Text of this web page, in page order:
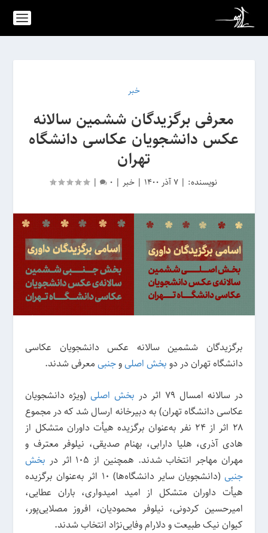
خبر
معرفی برگزیدگان ششمین سالانه
عکس دانشجویان عکاسی دانشگاه
تهران
نویسنده: | 7 آذر 1400 | خبر |
0
|
برگزیدگان ششمین سالانه عکس دانشجویان عکاسی
دانشگاه تهران در دو بخش اصلیوجنبی معرفی شدند.
در سالانه امسال ۷۹ اثر در بخش اصلی(ویژه دانشجویان
عکاسی دانشگاه تهران) به دبیرخانه‌ ارسال شد که در مجموع
۲۸ اثر از ۲۴ نفر به‌عنوان برگزیده هیأت داوران متشکل از
هادی آذری، هلیا دارابی، بهنام صدیقی، نیلوفر معترف و
مهران مهاجر انتخاب شدند. همچنین از 105 اثر در
بخش
جنبی
(دانشجویان سایر دانشگاه‌ها) 10 اثر به‌عنوان برگزیده
هیأت داوران متشکل از امید امیدواری، باران عطایی،
امیرحسین کردونی، نیلوفر محمودیان، افروز مصلایی‌پور،
کیوان نیک طبیعت و دلارام وفایی‌نژاد انتخاب شدند.